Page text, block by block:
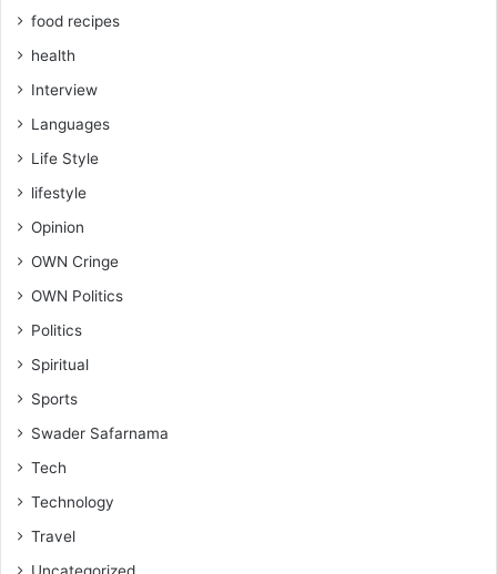
food recipes
health
Interview
Languages
Life Style
lifestyle
Opinion
OWN Cringe
OWN Politics
Politics
Spiritual
Sports
Swader Safarnama
Tech
Technology
Travel